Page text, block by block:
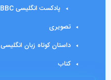
پادکست انگلیسی BBC
تصویری
داستان کوتاه زبان انگلیسی
کتاب